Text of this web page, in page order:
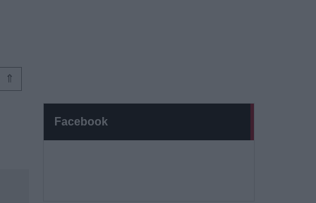
Facebook
⇑